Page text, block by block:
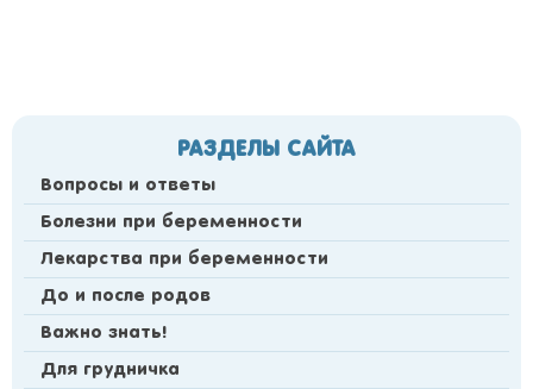
РАЗДЕЛЫ САЙТА
Вопросы и ответы
Болезни при беременности
Лекарства при беременности
До и после родов
Важно знать!
Для грудничка